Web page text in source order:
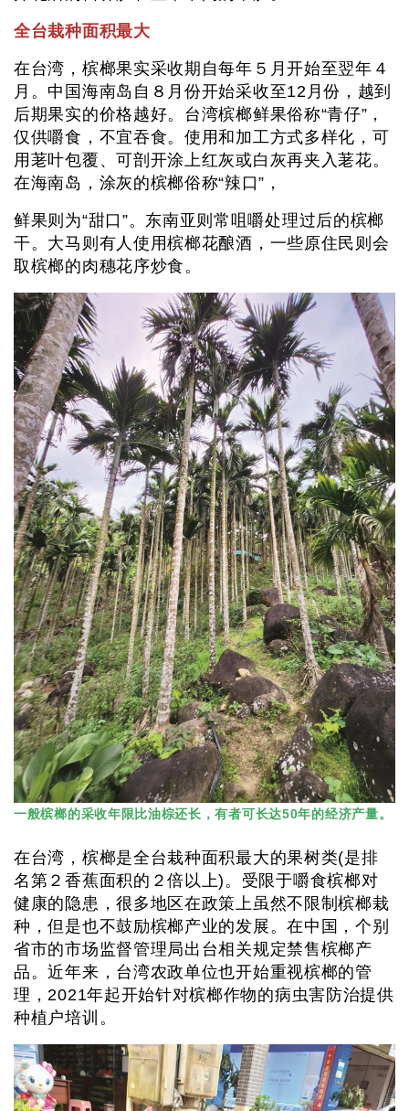
全台栽种面积最大
在台湾，槟榔果实采收期自每年５月开始至翌年４
月。中国海南岛自８月份开始采收至12月份，越到
后期果实的价格越好。台湾槟榔鲜果俗称“青仔”，
仅供嚼食，不宜吞食。使用和加工方式多样化，可
用荖叶包覆、可剖开涂上红灰或白灰再夹入荖花。
在海南岛，涂灰的槟榔俗称“辣口”，
鲜果则为“甜口”。东南亚则常咀嚼处理过后的槟榔
干。大马则有人使用槟榔花酿酒，一些原住民则会
取槟榔的肉穗花序炒食。
一般槟榔的采收年限比油棕还长，有者可长达50年的经济产量。
在台湾，槟榔是全台栽种面积最大的果树类(是排
名第２香蕉面积的２倍以上)。受限于嚼食槟榔对
健康的隐患，很多地区在政策上虽然不限制槟榔栽
种，但是也不鼓励槟榔产业的发展。在中国，个别
省市的市场监督管理局出台相关规定禁售槟榔产
品。近年来，台湾农政单位也开始重视槟榔的管
理，2021年起开始针对槟榔作物的病虫害防治提供
种植户培训。